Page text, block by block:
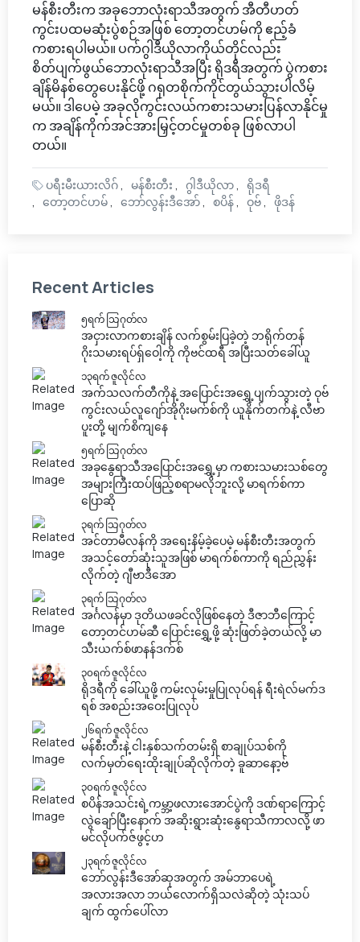
မန်စီးတီးက အခုဘောလုံးရာသီအတွက် အီတီဟတ်
ကွင်းပထမဆုံးပွဲစဉ်အဖြစ် တော့တင်ဟမ်ကို ဧည့်ခံ
ကစားရပါမယ်။ ပက်ဂွါဒီယိုလာကိုယ်တိုင်လည်း
စိတ်ပျက်ဖွယ်ဘောလုံးရာသီအပြီး ရိုဒရီအတွက် ပွဲကစား
ချိန်မိနစ်တွေပေးနိုင်ဖို့ ဂရုတစိုက်ကိုင်တွယ်သွားပါလိမ့်
မယ်။ ဒါပေမဲ့ အခုလိုကွင်းလယ်ကစားသမားပြန်လာနိုင်မှု
က အချိန်ကိုက်အင်အားမြှင့်တင်မှုတစ်ခု ဖြစ်လာပါ
တယ်။
ပရီးမီးယားလိဂ် မန်စီးတီး ဂွါဒီယိုလာ
ရိုဒရီ
တော့တင်ဟမ်
ဘော်လွန်းဒီအော် စပိန် ဝုဗ် ဖိုဒန်
Recent Articles
၅ရက် သြဂုတ်လ
အငှားလာကစားချိန် လက်စွမ်းပြခဲ့တဲ့ ဘရိုက်တန်
ဂိုးသမားရပ်ရှ်ဝေါ့ကို ကိုဗင်ထရီ အပြီးသတ်ခေါ်ယူ
၁၃ရက် ဇူလိုင်လ
အက်သလက်တီကိုနဲ့ အပြောင်းအရွှေ့ပျက်သွားတဲ့ ဝုဗ်
ကွင်းလယ်လူဂျော်အိုဂိုးမက်စ်ကို ယူနိုက်တက်နဲ့ လီဗာ
ပူးတို့ မျက်စိကျနေ
၅ရက် သြဂုတ်လ
အခုနွေရာသီအပြောင်းအရွှေ့မှာ ကစားသမားသစ်တွေ
အများကြီးထပ်ဖြည့်စရာမလိုဘူးလို့ မာရက်စ်ကာ
ပြောဆို
၃ရက် သြဂုတ်လ
အင်တာမီလန်ကို အရေးနိမ့်ခဲ့ပေမဲ့ မန်စီးတီးအတွက်
အသင့်တော်ဆုံးသူအဖြစ် မာရက်စ်ကာကို ရည်ညွှန်း
လိုက်တဲ့ ဂျီဗာဒီအော
၃ရက် သြဂုတ်လ
အင်္ဂလန်မှာ ဒုတိယဖခင်လိုဖြစ်နေတဲ့ ဒီဇာဘီကြောင့်
တော့တင်ဟမ်ဆီ ပြောင်းရွှေ့ဖို့ ဆုံးဖြတ်ခဲ့တယ်လို့ မာ
သီးယက်စ်ဖာနန်ဒက်စ်
၃၀ရက် ဇူလိုင်လ
ရိုဒရီကို ခေါ်ယူဖို့ ကမ်းလှမ်းမှုပြုလုပ်ရန် ရီးရဲလ်မက်ဒ
ရစ် အစည်းအဝေးပြုလုပ်
၂၆ရက် ဇူလိုင်လ
မန်စီးတီးနဲ့ ငါးနှစ်သက်တမ်းရှိ စာချုပ်သစ်ကို
လက်မှတ်ရေးထိုးချုပ်ဆိုလိုက်တဲ့ ခူဆာနော့ဗ်
၃၀ရက် ဇူလိုင်လ
စပိန်အသင်းရဲ့ကမ္ဘာ့ဖလားအောင်ပွဲကို ဒဏ်ရာကြောင့်
လွဲချော်ပြီးနောက် အဆိုးရွားဆုံးနွေရာသီကာလလို့ ဖာ
မင်လိုပက်ဇ်ဖွင့်ဟ
၂၃ရက် ဇူလိုင်လ
ဘော်လွန်းဒီအော်ဆုအတွက် အမ်ဘာပေရဲ့
အလားအလာ ဘယ်လောက်ရှိသလဲဆိုတဲ့ သုံးသပ်
ချက် ထွက်ပေါ်လာ